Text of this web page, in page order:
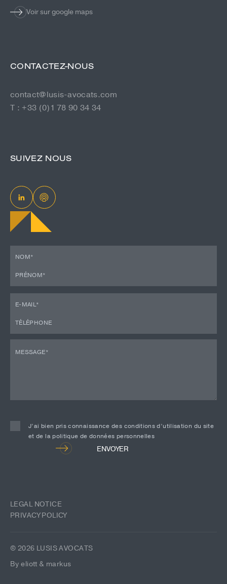
SUIVEZ NOUS
Voir sur google maps
CONTACTEZ-NOUS
contact@lusis-avocats.com
T : +33 (0)1 78 90 34 34
J’ai bien pris connaissance des conditions d’utilisation du site
et de la politique de données personnelles
ENVOYER
© 2026 LUSIS AVOCATS
LEGAL NOTICE
PRIVACY POLICY
By eliott & markus